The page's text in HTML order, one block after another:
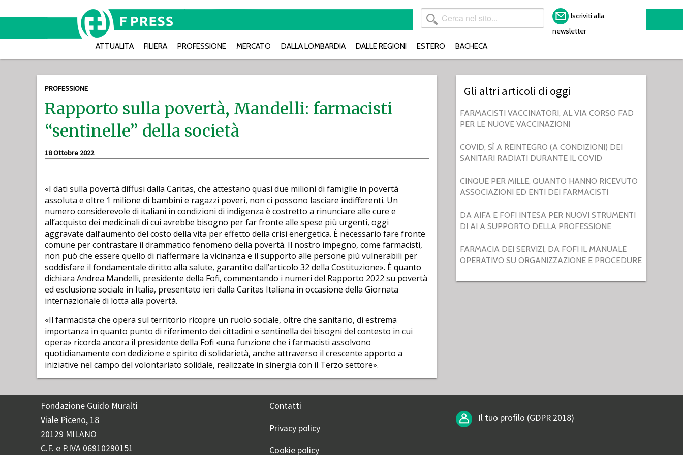
Iscriviti alla
newsletter
ATTUALITA FILIERA PROFESSIONE MERCATO DALLA LOMBARDIA DALLE REGIONI ESTERO BACHECA
PROFESSIONE
Rapporto sulla povertà, Mandelli: farmacisti
“sentinelle” della società
18 Ottobre 2022
«I dati sulla povertà diffusi dalla Caritas, che attestano quasi due milioni di famiglie in povertà
assoluta e oltre 1 milione di bambini e ragazzi poveri, non ci possono lasciare indifferenti. Un
numero considerevole di italiani in condizioni di indigenza è costretto a rinunciare alle cure e
all’acquisto dei medicinali di cui avrebbe bisogno per far fronte alle spese più urgenti, oggi
aggravate dall’aumento del costo della vita per effetto della crisi energetica. È necessario fare fronte
comune per contrastare il drammatico fenomeno della povertà. Il nostro impegno, come farmacisti,
non può che essere quello di riaffermare la vicinanza e il supporto alle persone più vulnerabili per
soddisfare il fondamentale diritto alla salute, garantito dall’articolo 32 della Costituzione». È quanto
dichiara Andrea Mandelli, presidente della Fofi, commentando i numeri del Rapporto 2022 su povertà
ed esclusione sociale in Italia, presentato ieri dalla Caritas Italiana in occasione della Giornata
internazionale di lotta alla povertà.
«Il farmacista che opera sul territorio ricopre un ruolo sociale, oltre che sanitario, di estrema
importanza in quanto punto di riferimento dei cittadini e sentinella dei bisogni del contesto in cui
opera» ricorda ancora il presidente della Fofi «una funzione che i farmacisti assolvono
quotidianamente con dedizione e spirito di solidarietà, anche attraverso il crescente apporto a
iniziative nel campo del volontariato solidale, realizzate in sinergia con il Terzo settore».
Gli altri articoli di oggi
FARMACISTI VACCINATORI, AL VIA CORSO FAD
PER LE NUOVE VACCINAZIONI
COVID, SÌ A REINTEGRO (A CONDIZIONI) DEI
SANITARI RADIATI DURANTE IL COVID
CINQUE PER MILLE, QUANTO HANNO RICEVUTO
ASSOCIAZIONI ED ENTI DEI FARMACISTI
DA AIFA E FOFI INTESA PER NUOVI STRUMENTI
DI AI A SUPPORTO DELLA PROFESSIONE
FARMACIA DEI SERVIZI, DA FOFI IL MANUALE
OPERATIVO SU ORGANIZZAZIONE E PROCEDURE
Fondazione Guido Muralti
Viale Piceno, 18
20129 MILANO
C.F. e P.IVA 06910290151
Contatti
Privacy policy
Cookie policy
Il tuo profilo (GDPR 2018)